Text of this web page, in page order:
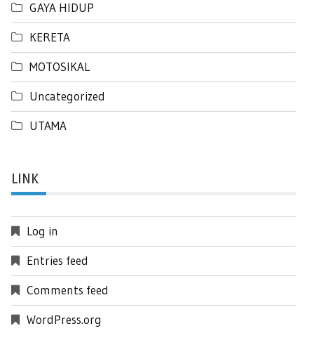
GAYA HIDUP
KERETA
MOTOSIKAL
Uncategorized
UTAMA
LINK
Log in
Entries feed
Comments feed
WordPress.org